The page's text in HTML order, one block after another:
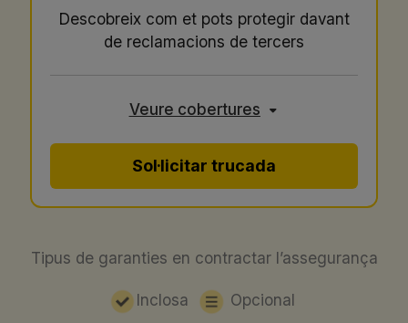
Descobreix com et pots protegir davant
de reclamacions de tercers
Veure cobertures
Sol·licitar trucada
Tipus de garanties en contractar l’assegurança
Inclosa Opcional